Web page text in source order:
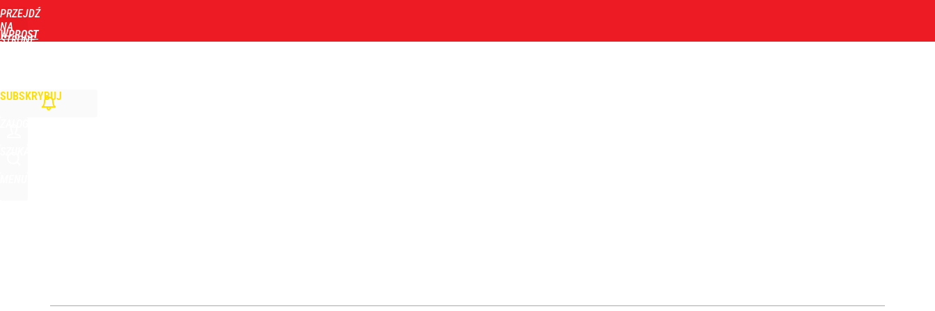
PRZEJDŹ
NA
STRONĘ
WPROST
SUBSKRYBUJ
2